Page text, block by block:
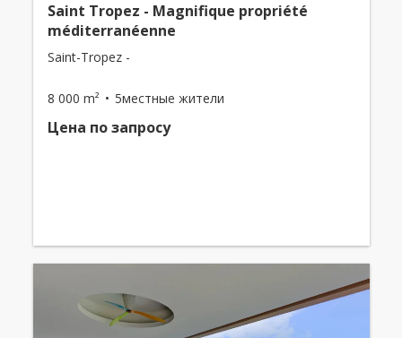
Saint Tropez - Magnifique propriété
méditerranéenne
Saint-Tropez -
8 000 m² 5местные жители
Цена по запросу